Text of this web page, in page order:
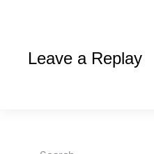
Leave a Replay